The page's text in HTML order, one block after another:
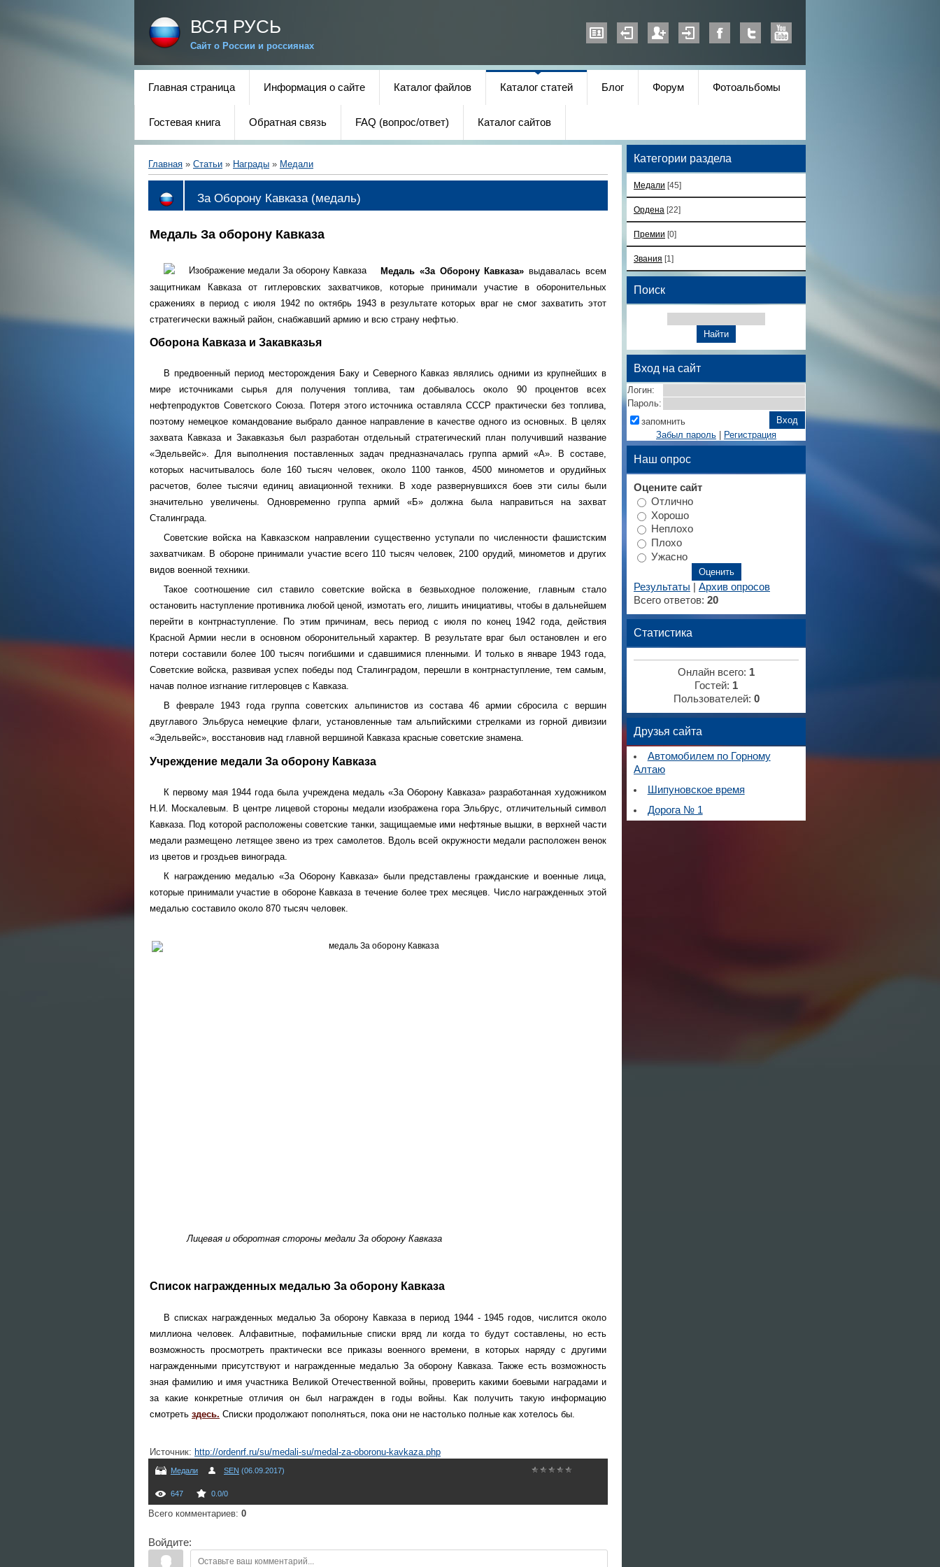
ВСЯ РУСЬ
Сайт о России и россиянах
Главная страница Информация о сайте Каталог файлов Каталог статей Блог Форум Фотоальбомы
Гостевая книга Обратная связь FAQ (вопрос/ответ) Каталог сайтов
Главная » Статьи » Награды » Медали
За Оборону Кавказа (медаль)
Медаль За оборону Кавказа
Медаль «За Оборону Кавказа» выдавалась всем
защитникам Кавказа от гитлеровских захватчиков, которые принимали участие в оборонительных
сражениях в период с июля 1942 по октябрь 1943 в результате которых враг не смог захватить этот
стратегически важный район, снабжавший армию и всю страну нефтью.
Оборона Кавказа и Закавказья
В предвоенный период месторождения Баку и Северного Кавказ являлись одними из крупнейших в
мире источниками сырья для получения топлива, там добывалось около 90 процентов всех
нефтепродуктов Советского Союза. Потеря этого источника оставляла СССР практически без топлива,
поэтому немецкое командование выбрало данное направление в качестве одного из основных. В целях
захвата Кавказа и Закавказья был разработан отдельный стратегический план получивший название
«Эдельвейс». Для выполнения поставленных задач предназначалась группа армий «А». В составе,
которых насчитывалось боле 160 тысяч человек, около 1100 танков, 4500 минометов и орудийных
расчетов, более тысячи единиц авиационной техники. В ходе развернувшихся боев эти силы были
значительно увеличены. Одновременно группа армий «Б» должна была направиться на захват
Сталинграда.
Советские войска на Кавказском направлении существенно уступали по численности фашистским
захватчикам. В обороне принимали участие всего 110 тысяч человек, 2100 орудий, минометов и других
видов военной техники.
Такое соотношение сил ставило советские войска в безвыходное положение, главным стало
остановить наступление противника любой ценой, измотать его, лишить инициативы, чтобы в дальнейшем
перейти в контрнаступление. По этим причинам, весь период с июля по конец 1942 года, действия
Красной Армии несли в основном оборонительный характер. В результате враг был остановлен и его
потери составили более 100 тысяч погибшими и сдавшимися пленными. И только в январе 1943 года,
Советские войска, развивая успех победы под Сталинградом, перешли в контрнаступление, тем самым,
начав полное изгнание гитлеровцев с Кавказа.
В феврале 1943 года группа советских альпинистов из состава 46 армии сбросила с вершин
двуглавого Эльбруса немецкие флаги, установленные там альпийскими стрелками из горной дивизии
«Эдельвейс», восстановив над главной вершиной Кавказа красные советские знамена.
Учреждение медали За оборону Кавказа
К первому мая 1944 года была учреждена медаль «За Оборону Кавказа» разработанная художником
Н.И. Москалевым. В центре лицевой стороны медали изображена гора Эльбрус, отличительный символ
Кавказа. Под которой расположены советские танки, защищаемые ими нефтяные вышки, в верхней части
медали размещено летящее звено из трех самолетов. Вдоль всей окружности медали расположен венок
из цветов и гроздьев винограда.
К награждению медалью «За Оборону Кавказа» были представлены гражданские и военные лица,
которые принимали участие в обороне Кавказа в течение более трех месяцев. Число награжденных этой
медалью составило около 870 тысяч человек.
Лицевая и оборотная стороны медали За оборону Кавказа
Список награжденных медалью За оборону Кавказа
В списках награжденных медалью За оборону Кавказа в период 1944 - 1945 годов, числится около
миллиона человек. Алфавитные, пофамильные списки вряд ли когда то будут составлены, но есть
возможность просмотреть практически все приказы военного времени, в которых наряду с другими
награжденными присутствуют и награжденные медалью За оборону Кавказа. Также есть возможность
зная фамилию и имя участника Великой Отечественной войны, проверить какими боевыми наградами и
за какие конкретные отличия он был награжден в годы войны. Как получить такую информацию
смотреть здесь. Списки продолжают пополняться, пока они не настолько полные как хотелось бы.
Источник: http://ordenrf.ru/su/medali-su/medal-za-oboronu-kavkaza.php
Медали SEN (06.09.2017)
647 0.0/0
Всего комментариев: 0
Войдите:
Категории раздела
Медали [45]
Ордена [22]
Премии [0]
Звания [1]
Поиск
Вход на сайт
Логин:
Пароль:
запомнить
Забыл пароль
Регистрация
Наш опрос
Оцените сайт
Отлично
Хорошо
Неплохо
Плохо
Ужасно
Результаты
Архив опросов
Всего ответов: 20
Статистика
Онлайн всего: 1
Гостей: 1
Пользователей: 0
Друзья сайта
Автомобилем по Горному
Алтаю
Шипуновское время
Дорога № 1